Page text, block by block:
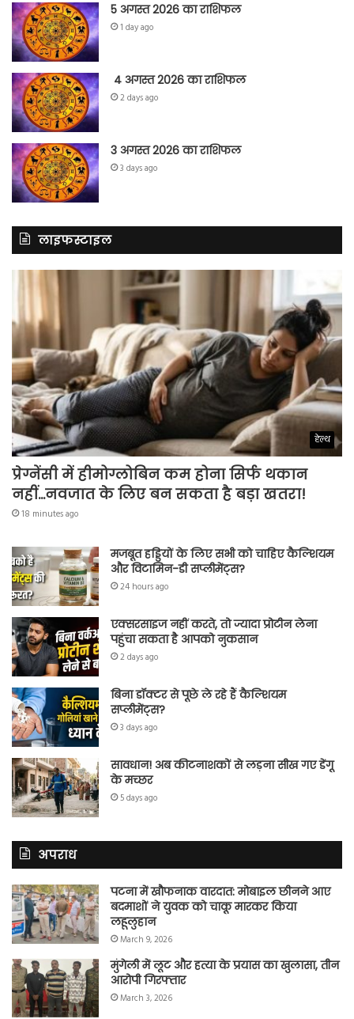
5 अगस्त 2026 का राशिफल
1 day ago
4 अगस्त 2026 का राशिफल
2 days ago
3 अगस्त 2026 का राशिफल
3 days ago
लाइफस्टाइल
हेल्थ
प्रेग्नेंसी में हीमोग्लोबिन कम होना सिर्फ थकान
नहीं…नवजात के लिए बन सकता है बड़ा खतरा!
18 minutes ago
मजबूत हड्डियों के लिए सभी को चाहिए कैल्शियम
और विटामिन-डी सप्लीमेंट्स?
24 hours ago
एक्सरसाइज नहीं करते, तो ज्यादा प्रोटीन लेना
पहुंचा सकता है आपको नुकसान
2 days ago
बिना डॉक्टर से पूछे ले रहे हैं कैल्शियम
सप्लीमेंट्स?
3 days ago
सावधान! अब कीटनाशकों से लड़ना सीख गए डेंगू
के मच्छर
5 days ago
अपराध
पटना में खौफनाक वारदात: मोबाइल छीनने आए
बदमाशों ने युवक को चाकू मारकर किया
लहूलुहान
March 9, 2026
मुंगेली में लूट और हत्या के प्रयास का खुलासा, तीन
आरोपी गिरफ्तार
March 3, 2026